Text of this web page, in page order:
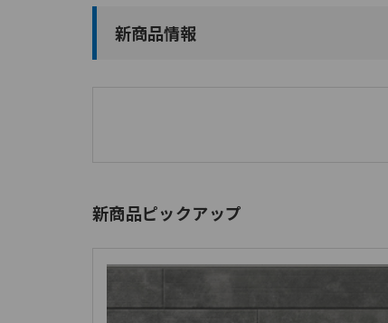
新商品情報
新商品ピックアップ